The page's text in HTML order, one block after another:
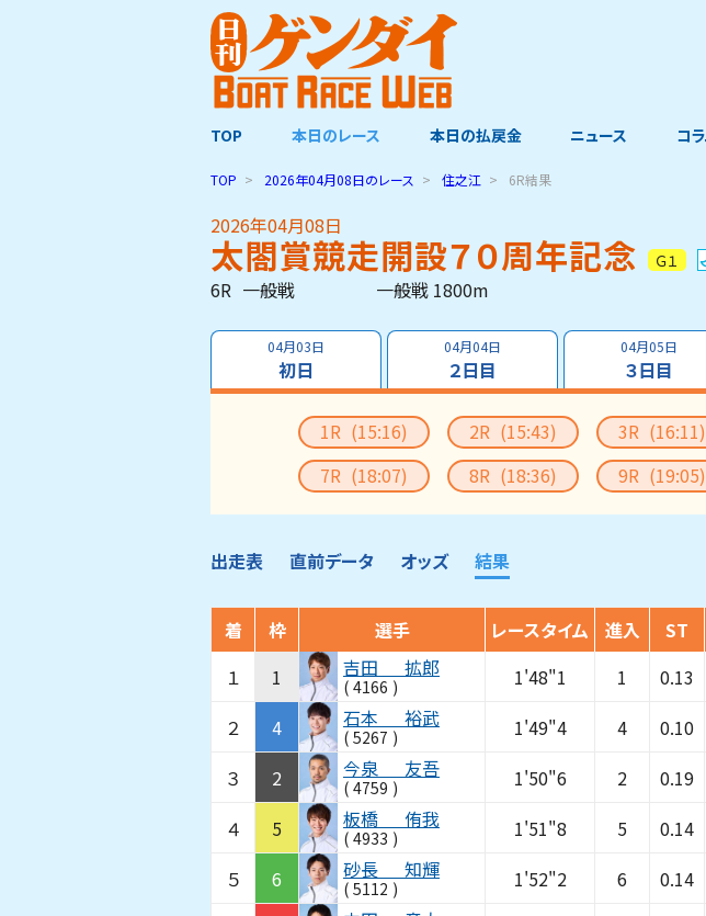
TOP 本日のレース 本日の払戻金 ニュース コ
TOP 2026年04月08日のレース 住之江 6R結果
2026年04月08日
太閤賞競走開設７０周年記念 Ｇ１
6R 一般戦 一般戦 1800m
04月03日
初日
04月04日
２日目
04月05日
３日目
1R (15:16) 2R (15:43) 3R (16:11)
7R (18:07) 8R (18:36) 9R (19:05)
出走表 直前データ オッズ 結果
着 枠 選手 レースタイム 進入 ST
１
1 吉田 拡郎
( 4166 ) 1'48"1 1 0.13
２
4 石本 裕武
( 5267 ) 1'49"4 4
0.10
３
2 今泉 友吾
( 4759 ) 1'50"6 2
0.19
４
5 板橋 侑我
( 4933 ) 1'51"8 5
0.14
５
6 砂長 知輝
( 5112 ) 1'52"2 6
0.14